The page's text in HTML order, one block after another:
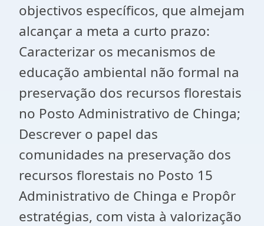
objectivos específicos, que almejam
alcançar a meta a curto prazo:
Caracterizar os mecanismos de
educação ambiental não formal na
preservação dos recursos florestais
no Posto Administrativo de Chinga;
Descrever o papel das
comunidades na preservação dos
recursos florestais no Posto 15
Administrativo de Chinga e Propôr
estratégias, com vista à valorização